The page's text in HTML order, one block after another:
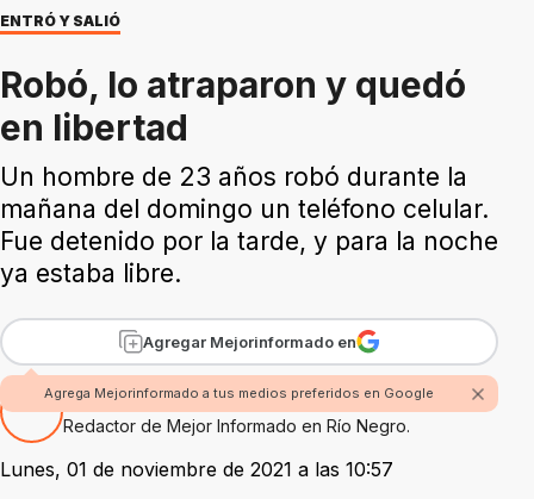
ENTRÓ Y SALIÓ
Robó, lo atraparon y quedó
en libertad
Un hombre de 23 años robó durante la
mañana del domingo un teléfono celular.
Fue detenido por la tarde, y para la noche
ya estaba libre.
Agregar Mejorinformado en
Agrega Mejorinformado a tus medios preferidos en Google
Por Fabian Rossi
Redactor de Mejor Informado en Río Negro.
Lunes, 01 de noviembre de 2021 a las 10:57